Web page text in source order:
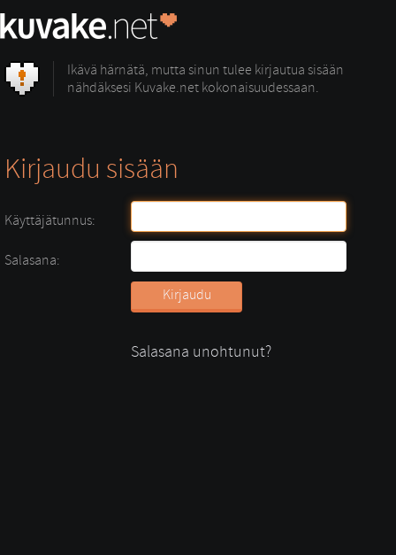
Ikävä härnätä, mutta sinun tulee kirjautua sisään
nähdäksesi Kuvake.net kokonaisuudessaan.
Kirjaudu sisään
Käyttäjätunnus:
Salasana:
Salasana unohtunut?